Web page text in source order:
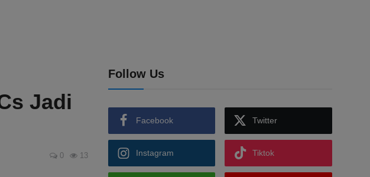
Jadi
0 13
Follow Us
Facebook Twitter
Instagram Tiktok